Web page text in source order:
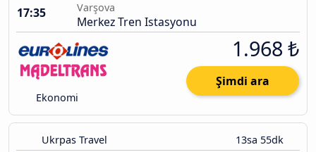
17:35
Varşova
Merkez Tren Istasyonu
Ekonomi
1.968 ₺
Şimdi ara
Ukrpas Travel 13sa 55dk